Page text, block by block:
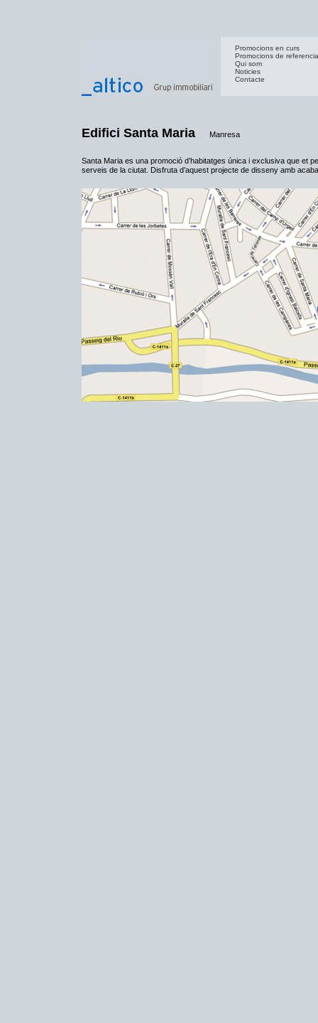
Promocions en curs
Promocions de referencia
Qui som
Noticies
Contacte
Edifici Santa Maria Manresa
Santa Maria es una promoció d’habitatges única i exclusiva que et
serveis de la ciutat. Disfruta d’aquest projecte de disseny amb